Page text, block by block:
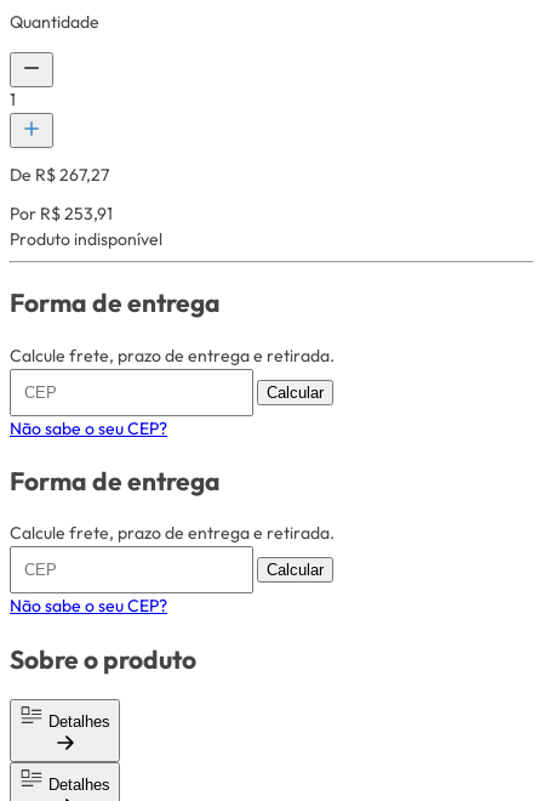
Quantidade
1
De R$ 267,27
Por R$ 253,91
Produto indisponível
Forma de entrega
Calcule frete, prazo de entrega e retirada.
Calcular
Não sabe o seu CEP?
Forma de entrega
Calcule frete, prazo de entrega e retirada.
Calcular
Não sabe o seu CEP?
Sobre o produto
Detalhes
Detalhes